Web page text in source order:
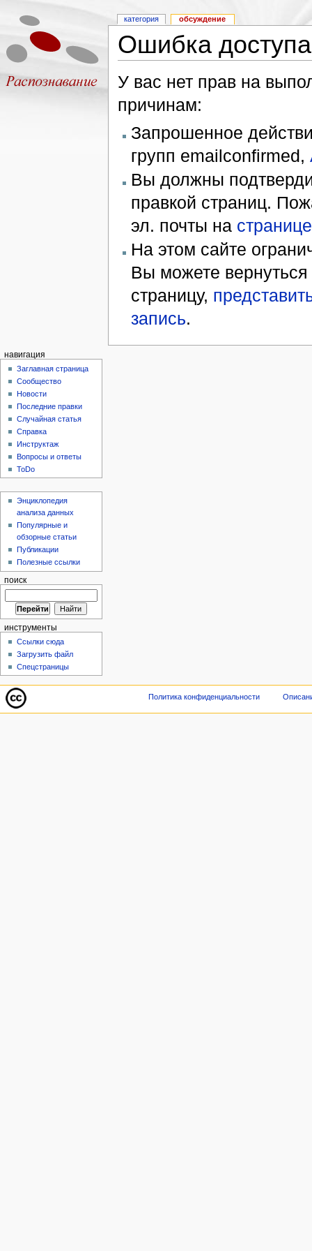
Ошибка доступа
У вас нет прав на
причинам:
Запрошенное
групп emailconfirmed,
Вы должны
правкой страниц.
эл. почты на
На этом сайте
Вы можете
страницу,
запись.
категория обсуждение
навигация
Заглавная страница
Сообщество
Новости
Последние правки
Случайная статья
Справка
Инструктаж
Вопросы и ответы
ToDo
Энциклопедия
анализа данных
Популярные и
обзорные статьи
Публикации
Полезные ссылки
поиск
инструменты
Ссылки сюда
Загрузить файл
Спецстраницы
Политика конфиденциальности